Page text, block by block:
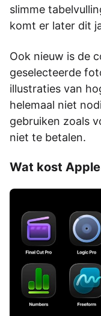
slimme
komt er later dit
Ook nieuw is de
geselecteerde
illustraties van
helemaal niet
gebruiken zoals
niet te betalen.
Wat kost